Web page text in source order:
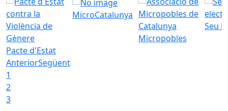
Pacte d'Estat
MicroCatalunya
Micropobles
Seu
AnteriorSegüent
1
2
3